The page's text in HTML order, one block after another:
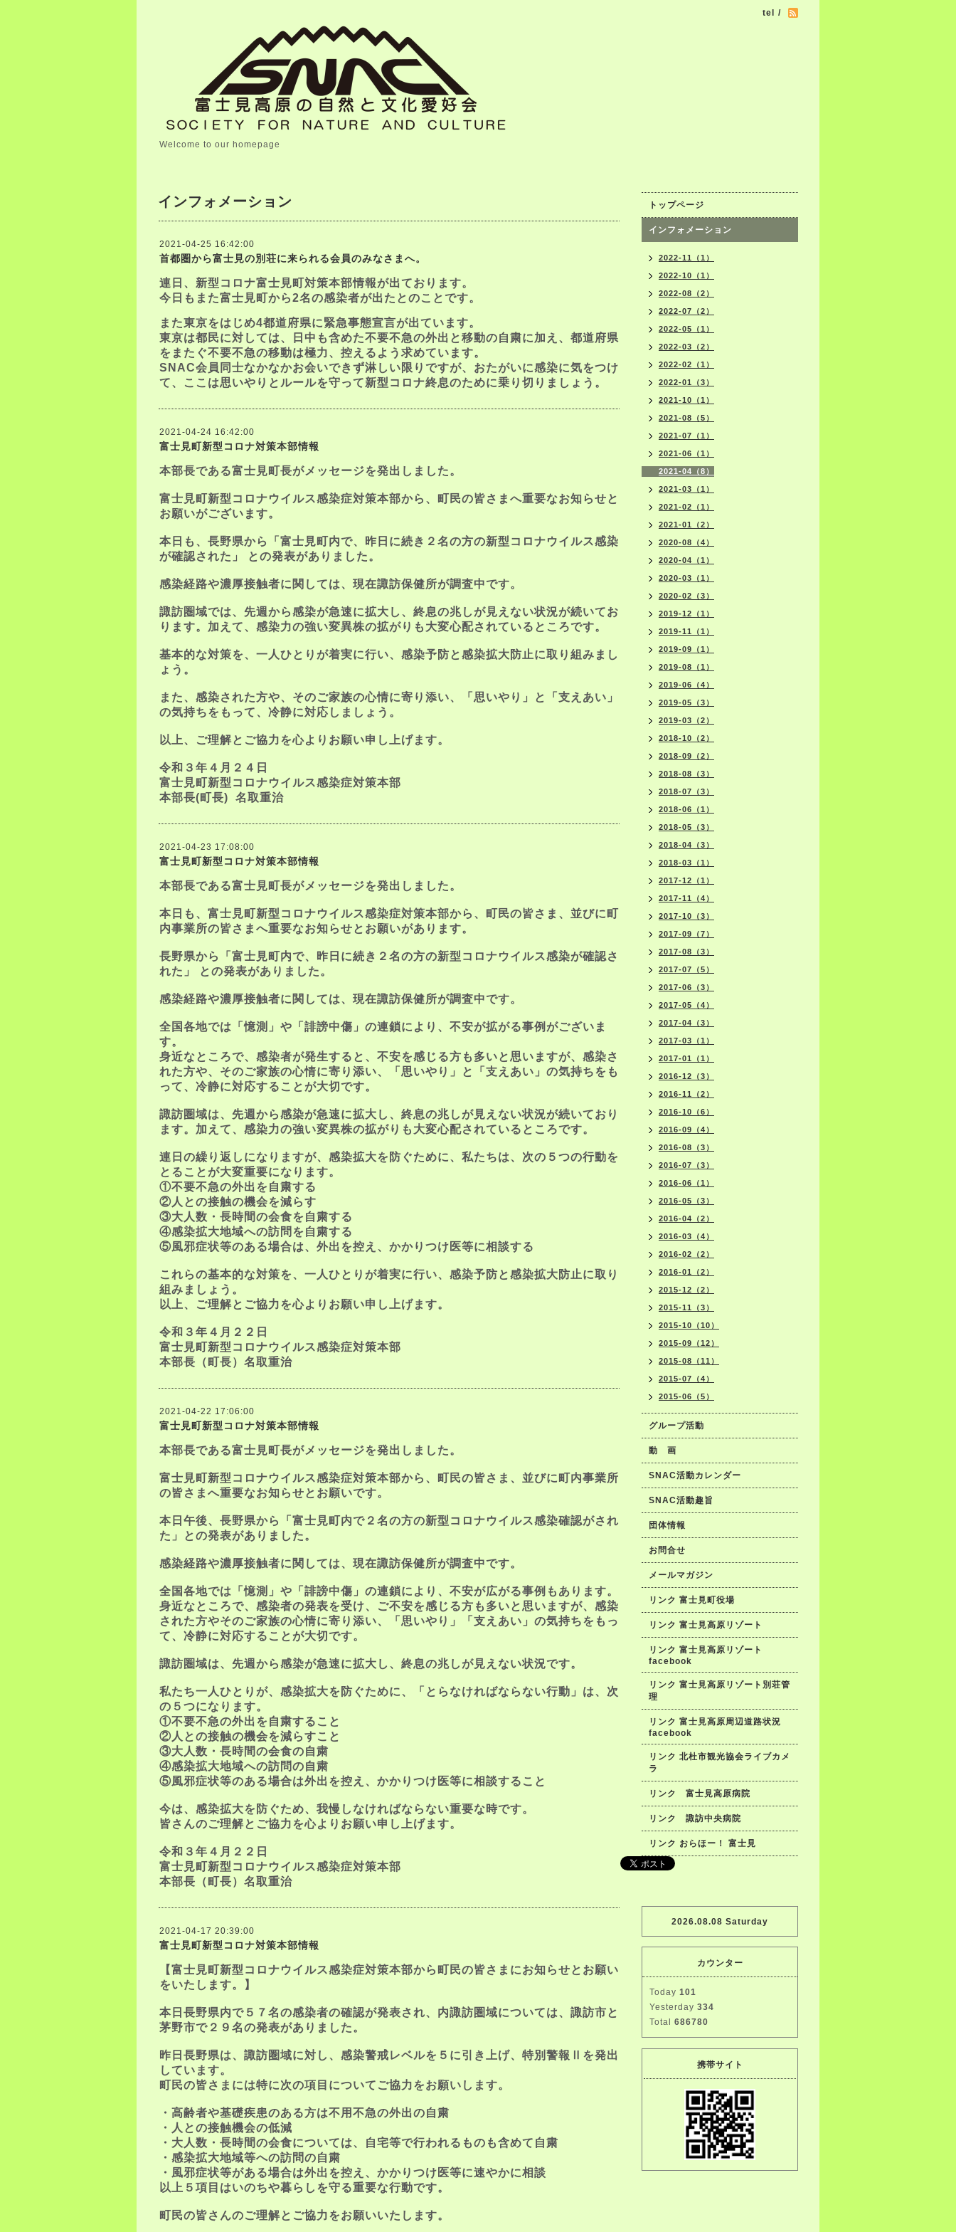
tel /
Welcome to our homepage
インフォメーション
2021-04-25 16:42:00
首都圏から富士見の別荘に来られる会員のみなさまへ。
連日、新型コロナ富士見町対策本部情報が出ております。
今日もまた富士見町から2名の感染者が出たとのことです。
また東京をはじめ4都道府県に緊急事態宣言が出ています。
東京は都民に対しては、日中も含めた不要不急の外出と移動の自粛に加え、都道府県
をまたぐ不要不急の移動は極力、控えるよう求めています。
SNAC会員同士なかなかお会いできず淋しい限りですが、おたがいに感染に気をつけ
て、ここは思いやりとルールを守って新型コロナ終息のために乗り切りましょう。
2021-04-24 16:42:00
富士見町新型コロナ対策本部情報
本部長である富士見町長がメッセージを発出しました。
富士見町新型コロナウイルス感染症対策本部から、町民の皆さまへ重要なお知らせと
お願いがございます。
本日も、長野県から「富士見町内で、昨日に続き２名の方の新型コロナウイルス感染
が確認された」 との発表がありました。
感染経路や濃厚接触者に関しては、現在諏訪保健所が調査中です。
諏訪圏域では、先週から感染が急速に拡大し、終息の兆しが見えない状況が続いてお
ります。加えて、感染力の強い変異株の拡がりも大変心配されているところです。
基本的な対策を、一人ひとりが着実に行い、感染予防と感染拡大防止に取り組みまし
ょう。
また、感染された方や、そのご家族の心情に寄り添い、「思いやり」と「支えあい」
の気持ちをもって、冷静に対応しましょう。
以上、ご理解とご協力を心よりお願い申し上げます。
令和３年４月２４日
富士見町新型コロナウイルス感染症対策本部
本部長(町長) 名取重治
2021-04-23 17:08:00
富士見町新型コロナ対策本部情報
本部長である富士見町長がメッセージを発出しました。
本日も、富士見町新型コロナウイルス感染症対策本部から、町民の皆さま、並びに町
内事業所の皆さまへ重要なお知らせとお願いがあります。
長野県から「富士見町内で、昨日に続き２名の方の新型コロナウイルス感染が確認さ
れた」 との発表がありました。
感染経路や濃厚接触者に関しては、現在諏訪保健所が調査中です。
全国各地では「憶測」や「誹謗中傷」の連鎖により、不安が拡がる事例がございま
す。
身近なところで、感染者が発生すると、不安を感じる方も多いと思いますが、感染さ
れた方や、そのご家族の心情に寄り添い、「思いやり」と「支えあい」の気持ちをも
って、冷静に対応することが大切です。
諏訪圏域は、先週から感染が急速に拡大し、終息の兆しが見えない状況が続いており
ます。加えて、感染力の強い変異株の拡がりも大変心配されているところです。
連日の繰り返しになりますが、感染拡大を防ぐために、私たちは、次の５つの行動を
とることが大変重要になります。
①不要不急の外出を自粛する
②人との接触の機会を減らす
③大人数・長時間の会食を自粛する
④感染拡大地域への訪問を自粛する
⑤風邪症状等のある場合は、外出を控え、かかりつけ医等に相談する
これらの基本的な対策を、一人ひとりが着実に行い、感染予防と感染拡大防止に取り
組みましょう。
以上、ご理解とご協力を心よりお願い申し上げます。
令和３年４月２２日
富士見町新型コロナウイルス感染症対策本部
本部長（町長）名取重治
2021-04-22 17:06:00
富士見町新型コロナ対策本部情報
本部長である富士見町長がメッセージを発出しました。
富士見町新型コロナウイルス感染症対策本部から、町民の皆さま、並びに町内事業所
の皆さまへ重要なお知らせとお願いです。
本日午後、長野県から「富士見町内で２名の方の新型コロナウイルス感染確認がされ
た」との発表がありました。
感染経路や濃厚接触者に関しては、現在諏訪保健所が調査中です。
全国各地では「憶測」や「誹謗中傷」の連鎖により、不安が広がる事例もあります。
身近なところで、感染者の発表を受け、ご不安を感じる方も多いと思いますが、感染
された方やそのご家族の心情に寄り添い、「思いやり」「支えあい」の気持ちをもっ
て、冷静に対応することが大切です。
諏訪圏域は、先週から感染が急速に拡大し、終息の兆しが見えない状況です。
私たち一人ひとりが、感染拡大を防ぐために、「とらなければならない行動」は、次
の５つになります。
①不要不急の外出を自粛すること
②人との接触の機会を減らすこと
③大人数・長時間の会食の自粛
④感染拡大地域への訪問の自粛
⑤風邪症状等のある場合は外出を控え、かかりつけ医等に相談すること
今は、感染拡大を防ぐため、我慢しなければならない重要な時です。
皆さんのご理解とご協力を心よりお願い申し上げます。
令和３年４月２２日
富士見町新型コロナウイルス感染症対策本部
本部長（町長）名取重治
2021-04-17 20:39:00
富士見町新型コロナ対策本部情報
【富士見町新型コロナウイルス感染症対策本部から町民の皆さまにお知らせとお願い
をいたします。】
本日長野県内で５７名の感染者の確認が発表され、内諏訪圏域については、諏訪市と
茅野市で２９名の発表がありました。
昨日長野県は、諏訪圏域に対し、感染警戒レベルを５に引き上げ、特別警報Ⅱを発出
しています。
町民の皆さまには特に次の項目についてご協力をお願いします。
・高齢者や基礎疾患のある方は不用不急の外出の自粛
・人との接触機会の低減
・大人数・長時間の会食については、自宅等で行われるものも含めて自粛
・感染拡大地域等への訪問の自粛
・風邪症状等がある場合は外出を控え、かかりつけ医等に速やかに相談
以上５項目はいのちや暮らしを守る重要な行動です。
町民の皆さんのご理解とご協力をお願いいたします。
トップページ
インフォメーション
2022-11（1）
2022-10（1）
2022-08（2）
2022-07（2）
2022-05（1）
2022-03（2）
2022-02（1）
2022-01（3）
2021-10（1）
2021-08（5）
2021-07（1）
2021-06（1）
2021-04（8）
2021-03（1）
2021-02（1）
2021-01（2）
2020-08（4）
2020-04（1）
2020-03（1）
2020-02（3）
2019-12（1）
2019-11（1）
2019-09（1）
2019-08（1）
2019-06（4）
2019-05（3）
2019-03（2）
2018-10（2）
2018-09（2）
2018-08（3）
2018-07（3）
2018-06（1）
2018-05（3）
2018-04（3）
2018-03（1）
2017-12（1）
2017-11（4）
2017-10（3）
2017-09（7）
2017-08（3）
2017-07（5）
2017-06（3）
2017-05（4）
2017-04（3）
2017-03（1）
2017-01（1）
2016-12（3）
2016-11（2）
2016-10（6）
2016-09（4）
2016-08（3）
2016-07（3）
2016-06（1）
2016-05（3）
2016-04（2）
2016-03（4）
2016-02（2）
2016-01（2）
2015-12（2）
2015-11（3）
2015-10（10）
2015-09（12）
2015-08（11）
2015-07（4）
2015-06（5）
グループ活動
動 画
SNAC活動カレンダー
SNAC活動趣旨
団体情報
お問合せ
メールマガジン
リンク 富士見町役場
リンク 富士見高原リゾート
リンク 富士見高原リゾート
facebook
リンク 富士見高原リゾート別荘管
理
リンク 富士見高原周辺道路状況
facebook
リンク 北杜市観光協会ライブカメ
ラ
リンク 富士見高原病院
リンク 諏訪中央病院
リンク おらほー！ 富士見
2026.08.08 Saturday
カウンター
Today 101
Yesterday 334
Total 686780
携帯サイト